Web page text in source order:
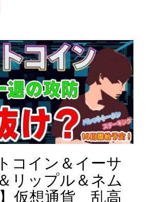
コイン＆イーサ
リップル＆ネム
】仮想通貨 乱高